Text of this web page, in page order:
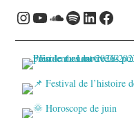
Instagram
YouTube
Soundcloud
Spotify
LinkedIn